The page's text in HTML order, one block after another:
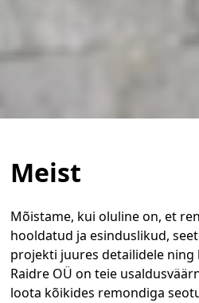
Meist
Mõistame, kui oluline on, et
hooldatud ja esinduslikud,
projekti juures detailidele ning
Raidre OÜ on teie
loota kõikides remondiga